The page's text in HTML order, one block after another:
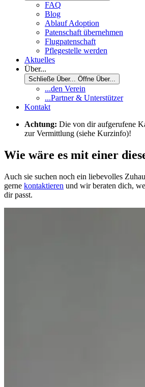
FAQ
Blog
Ablauf Adoption
Patenschaft übernehmen
Flugpatenschaft
Pflegestelle werden
Aktuelles
Über...
Schließe Über... Öffne Über...
...den Verein
...Partner & Unterstützer
Kontakt
Achtung: Die von dir aufgerufene
zur Vermittlung (siehe Kurzinfo)!
Wie wäre es mit einer
Auch sie suchen noch ein liebevolles
gerne kontaktieren und wir beraten dich,
dir passt.